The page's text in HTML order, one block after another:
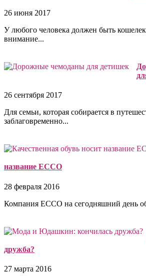
26 июня 2017
У любого человека должен быть
внимание...
26 сентября 2017
Для семьи, которая собирается в
заблаговременно...
название ECCO
28 февраля 2016
Компания ECCO на сегодняшний день
дружба?
27 марта 2016